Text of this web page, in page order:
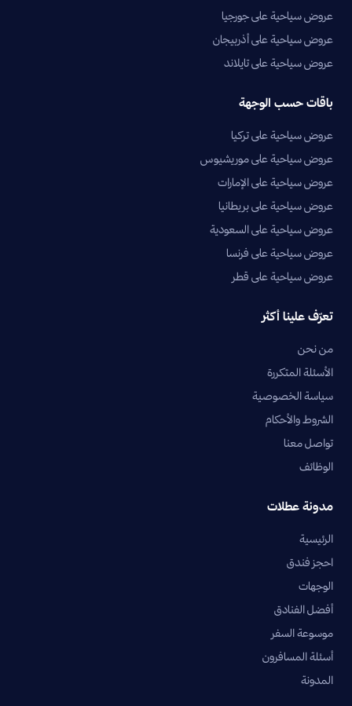
عروض سياحية على جورجيا
عروض سياحية على أذربيجان
عروض سياحية على تايلاند
باقات حسب الوجهة
عروض سياحية على تركيا
عروض سياحية على موريشيوس
عروض سياحية على الإمارات
عروض سياحية على بريطانيا
عروض سياحية على السعودية
عروض سياحية على فرنسا
عروض سياحية على قطر
تعرّف علينا أكثر
من نحن
الأسئلة المتكررة
سياسة الخصوصية
الشروط والأحكام
تواصل معنا
الوظائف
مدونة عطلات
الرئيسية
احجز فندق
الوجهات
أفضل الفنادق
موسوعة السفر
أسئلة المسافرون
المدونة